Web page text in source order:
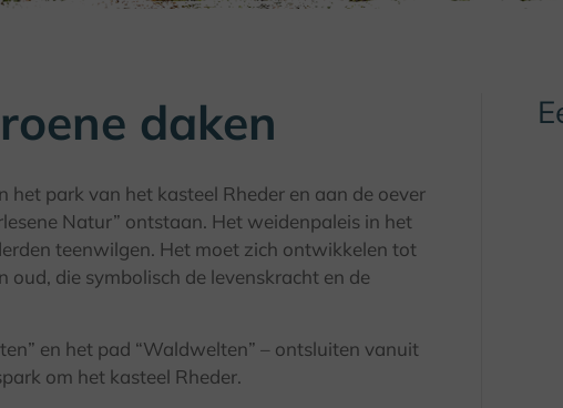
daken
het park van het kasteel Rheder en aan de oever
Natur” ontstaan. Het weidenpaleis in het
teenwilgen. Het moet zich ontwikkelen tot
die symbolisch de levenskracht en de
en het pad “Waldwelten” – ontsluiten vanuit
om het kasteel Rheder.